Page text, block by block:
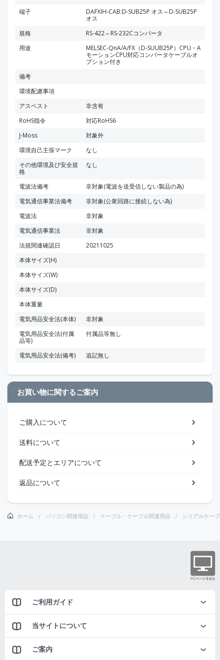
端子
DAFXIH-CAB:D-SUB25P オス⇔D-SUB25P
オス
規格
RS-422⇔RS-232Cコンバータ
用途
MELSEC-QnA/A/FX（D-SUUB25P）CPU・A
モーションCPU対応コンバータケーブルオ
プション付き
備考
環境配慮事項
アスベスト
非含有
RoHS指令
対応RoHS6
J-Moss
対象外
環境自己主張マーク
なし
その他環境及び安全規
格
なし
電波法備考
非対象(電波を送受信しない製品の為)
電気通信事業法備考
非対象(公衆回路に接続しない為)
電波法
非対象
電気通信事業法
非対象
法規関連確認日
20211025
本体サイズ(H)
本体サイズ(W)
本体サイズ(D)
本体重量
電気用品安全法(本体)
非対象
電気用品安全法(付属
品等)
付属品等無し
電気用品安全法(備考) 追記無し
お買い物に関するご案内
ご購入について
送料について
配送予定とエリアについて
返品について
ホーム パソコン関連用品 ケーブル・ケーブル関連用品 シリアルケー
ご利用ガイド
当サイトについて
ご案内